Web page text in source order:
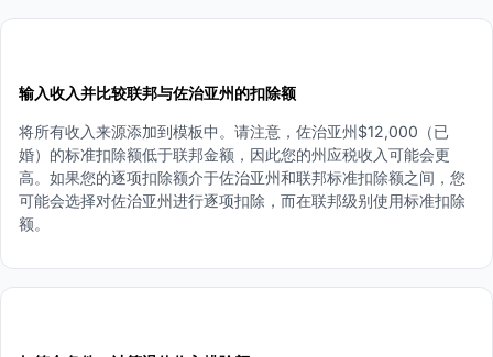
输入收入并比较联邦与佐治亚州的扣除额
将所有收入来源添加到模板中。请注意，佐治亚州$12,000（已
婚）的标准扣除额低于联邦金额，因此您的州应税收入可能会更
高。如果您的逐项扣除额介于佐治亚州和联邦标准扣除额之间，您
可能会选择对佐治亚州进行逐项扣除，而在联邦级别使用标准扣除
额。